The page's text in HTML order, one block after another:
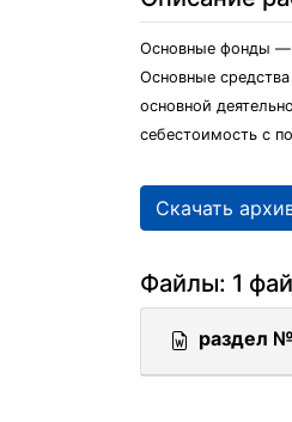
Основные фонды —
Основные
основной
себестоимость с
Скачать
Файлы: 1
раздел